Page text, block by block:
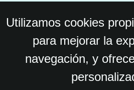
Utilizamos cookies
para mejorar la
navegación, y